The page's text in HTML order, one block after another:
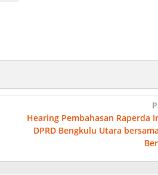
Hearing Pembahasan Raperda
DPRD Bengkulu Utara